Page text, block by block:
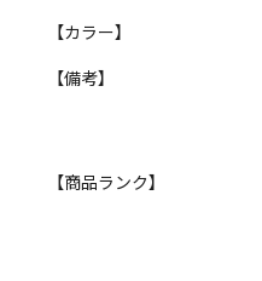
【カラー】
【備考】
【商品ランク】